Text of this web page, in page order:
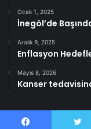
Ocak 1, 2025
İnegöl’de
Aralık 9, 2025
Enflasyon
Mayıs 8, 2026
Kanser